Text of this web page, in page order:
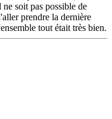
soit pas possible de
prendre la dernière
tout était très bien.